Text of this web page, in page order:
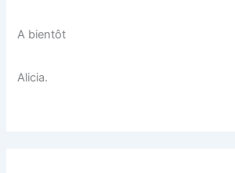
A bientôt
Alicia.